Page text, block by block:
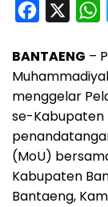
c
e
b
o
o
k
a
t
s
A
p
p
BANTAENG –
menggelar
se-Kabupaten
(MoU)
Kabupaten
Bantaeng,